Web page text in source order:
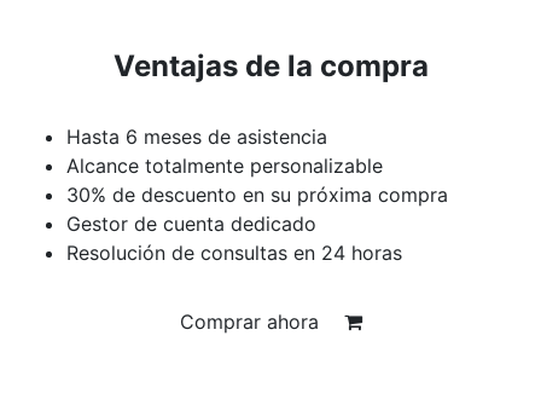
Ventajas de la compra
Hasta 6 meses de asistencia
Alcance totalmente personalizable
30% de descuento en su próxima compra
Gestor de cuenta dedicado
Resolución de consultas en 24 horas
Comprar ahora